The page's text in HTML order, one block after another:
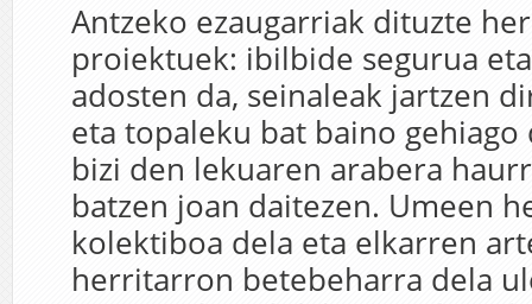
Antzeko ezaugarriak dituzte
proiektuek: ibilbide segurua
adosten da, seinaleak jartzen
eta topaleku bat baino
bizi den lekuaren arabera
batzen joan daitezen. Umeen
kolektiboa dela eta elkarren
herritarron betebeharra dela